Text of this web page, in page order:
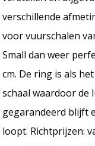
verschillende
voor vuurschalen
Small dan weer
cm. De ring is als
schaal waardoor de
gegarandeerd blijft
loopt. Richtprijzen: